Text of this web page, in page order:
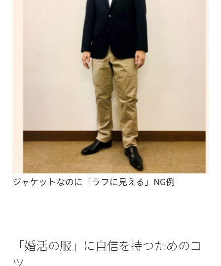
ジャケットなのに「ラフに見える」NG例
「婚活の服」に自信を持つためのコ